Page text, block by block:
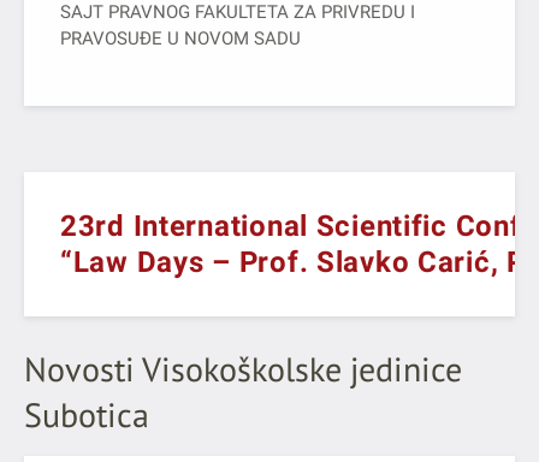
23rd International Scientific
“Law Days – Prof. Slavko Carić,
Novosti Visokoškolske jedinice
Subotica
SAJT PRAVNOG FAKULTETA ZA PRIVREDU I
PRAVOSUĐE U NOVOM SADU